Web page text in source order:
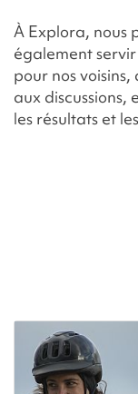
À Explora, nous
également
pour nos
aux discussions,
les résultats et